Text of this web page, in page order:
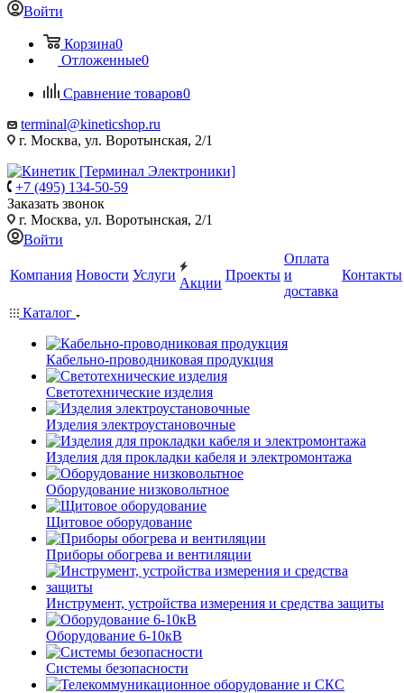
Войти
Корзина0
Отложенные0
Сравнение товаров0
terminal@kineticshop.ru
г. Москва, ул. Воротынская, 2/1
+7 (495) 134-50-59
Заказать звонок
г. Москва, ул. Воротынская, 2/1
Войти
Компания Новости Услуги
Акции
Проекты
Оплата
и
доставка
Контакты
Каталог
Кабельно-проводниковая продукция
Светотехнические изделия
Изделия электроустановочные
Изделия для прокладки кабеля и электромонтажа
Оборудование низковольтное
Щитовое оборудование
Приборы обогрева и вентиляции
Инструмент, устройства измерения и средства защиты
Оборудование 6-10кВ
Системы безопасности